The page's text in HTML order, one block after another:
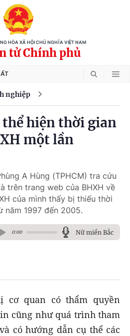
HÒA XÃ HỘI CHỦ NGHĨA VIỆT NAM
tử Chính phủ
nghiệp
hiện thời gian
một lần
A Hùng (TPHCM) tra cứu
trên trang web của BHXH về
của mình thấy bị thiếu thời
năm 1997 đến 2005.
0:00 Nữ miền Bắc
cơ quan có thẩm quyền
cũng như quá trình tham
có hướng dẫn cụ thể các